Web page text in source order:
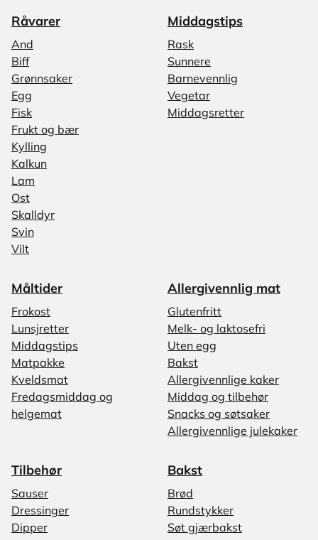
Råvarer
And
Biff
Grønnsaker
Egg
Fisk
Frukt og bær
Kylling
Kalkun
Lam
Ost
Skalldyr
Svin
Vilt
Middagstips
Rask
Sunnere
Barnevennlig
Vegetar
Middagsretter
Måltider
Frokost
Lunsjretter
Middagstips
Matpakke
Kveldsmat
Fredagsmiddag og
helgemat
Allergivennlig mat
Glutenfritt
Melk- og laktosefri
Uten egg
Bakst
Allergivennlige kaker
Middag og tilbehør
Snacks og søtsaker
Allergivennlige julekaker
Tilbehør
Sauser
Dressinger
Dipper
Bakst
Brød
Rundstykker
Søt gjærbakst